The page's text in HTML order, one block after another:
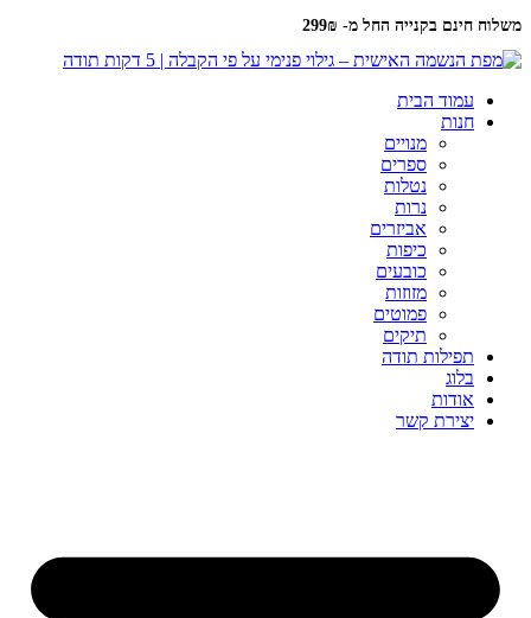
משלוח חינם בקנייה החל מ- 299₪
עמוד הבית
חנות
מנויים
ספרים
נטלות
נרות
אביזרים
כיפות
כובעים
מזוזות
פמוטים
תיקים
תפילות תודה
בלוג
אודות
יצירת קשר